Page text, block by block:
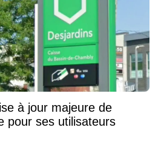
à jour majeure de
pour ses utilisateurs